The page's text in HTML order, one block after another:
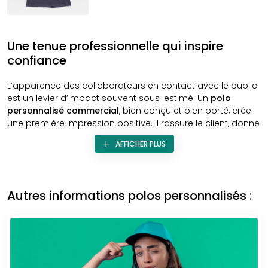
Une tenue professionnelle qui inspire
confiance
L’apparence des collaborateurs en contact avec le public
est un levier d’impact souvent sous-estimé. Un polo
personnalisé commercial, bien conçu et bien porté, crée
une première impression positive. Il rassure le client, donne
de la légitimité au discours commercial et instaure une
image professionnelle solide.
espace public. Elle facilite les échanges et affirme
structurée. Lepolo commercialtransmet ainsi un
message de sérieux, d’engagement et de disponibilité,
sans pour autant contraindre celui qui le porte. Sa coupe
étudiée assure un port agréable, adapté aux exigences du
AFFICHER PLUS
Autres informations polos personnalisés :